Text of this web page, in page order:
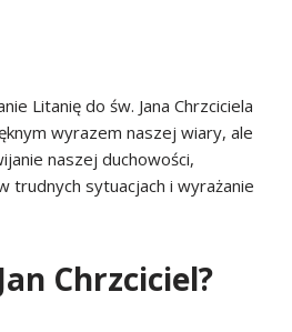
Litanię do św. Jana Chrzciciela
wyrazem naszej wiary, ale
naszej duchowości,
trudnych sytuacjach i wyrażanie
Chrzciciel?